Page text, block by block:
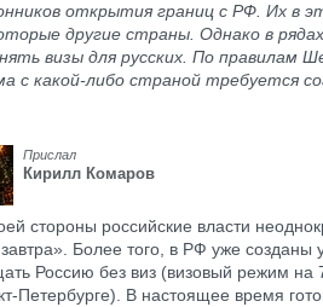
открытия границ с РФ. Их в
другие страны. Однако в
визы для русских. По правилам
с какой-либо страной требуется
Прислал
Кирилл Комаров
стороны российские власти
завтра». Более того, в РФ уже созданы
Россию без виз (визовый режим на
Петербурге). В настоящее время